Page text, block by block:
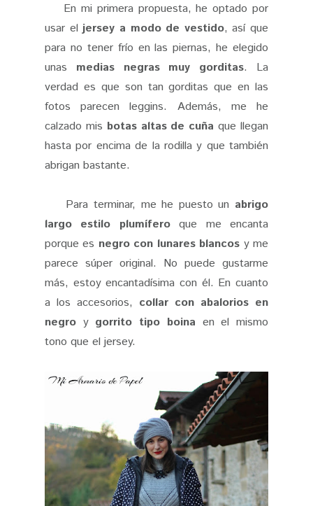
En mi primera propuesta, he optado por
usar eljersey a modo de vestido, así que
para no tener frío en las piernas, he elegido
unas medias negras muy gorditas. La
verdad es que son tan gorditas que en las
fotos parecen leggins. Además, me he
calzado mis botas altas de cuña que llegan
hasta por encima de la rodilla y que también
abrigan bastante.
Para terminar, me he puesto un abrigo
largo estilo plumíferoque me encanta
porque es negro con lunares blancos y me
parece súper original. No puede gustarme
más, estoy encantadísima con él. En cuanto
a los accesorios, collar con abalorios en
negro y gorrito tipo boina en el mismo
tono que el jersey.